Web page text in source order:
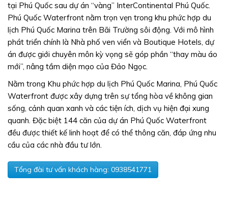
tại Phú Quốc sau dự án “vàng” InterContinental Phú Quốc.
Phú Quốc Waterfront nằm trọn vẹn trong khu phức hợp du
lịch Phú Quốc Marina trên Bãi Trường sôi động. Với mô hình
phát triển chính là Nhà phố ven viển và Boutique Hotels, dự
án được giới chuyên môn kỳ vọng sẽ góp phần “thay màu áo
mới”, nâng tầm diện mạo của Đảo Ngọc.
Nằm trong Khu phức hợp du lịch Phú Quốc Marina, Phú Quốc
Waterfront được xây dựng trên sự tổng hòa về không gian
sống, cảnh quan xanh và các tiện ích, dịch vụ hiện đại xung
quanh. Đặc biệt 144 căn của dự án Phú Quốc Waterfront
đều được thiết kế linh hoạt để có thể thông căn, đáp ứng nhu
cầu của các nhà đầu tư lớn.
Tổng đài tư vấn khách hàng: 0938541771